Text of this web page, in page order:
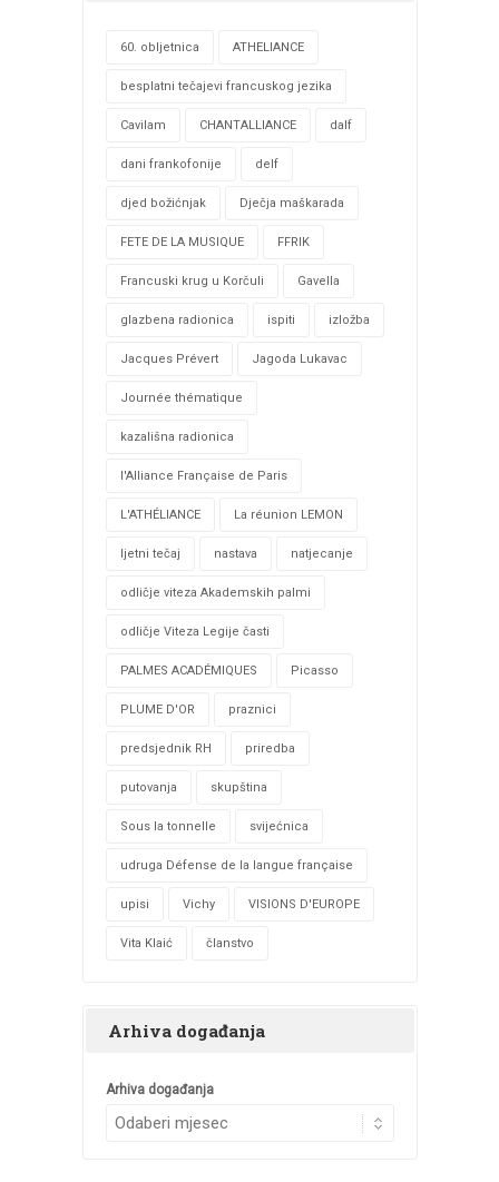
60. obljetnica ATHELIANCE
besplatni tečajevi francuskog jezika
Cavilam CHANTALLIANCE dalf
dani frankofonije delf
djed božićnjak Dječja maškarada
FETE DE LA MUSIQUE FFRIK
Francuski krug u Korčuli Gavella
glazbena radionica ispiti izložba
Jacques Prévert Jagoda Lukavac
Journée thématique
kazališna radionica
l'Alliance Française de Paris
L'ATHÉLIANCE La réunion LEMON
ljetni tečaj nastava natjecanje
odličje viteza Akademskih palmi
odličje Viteza Legije časti
PALMES ACADÉMIQUES Picasso
PLUME D'OR praznici
predsjednik RH priredba
putovanja skupština
Sous la tonnelle svijećnica
udruga Défense de la langue française
upisi Vichy VISIONS D'EUROPE
Vita Klaić članstvo
Arhiva događanja
Arhiva događanja